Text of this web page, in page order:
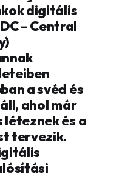
digitális
– Central
a svéd és
ahol már
és a
tervezik.